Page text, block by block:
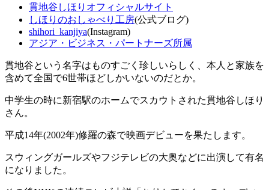
貫地谷しほりオフィシャルサイト
しほりのおしゃべり工房(公式ブログ)
shihori_kanjiya(Instagram)
アジア・ビジネス・パートナーズ所属
貫地谷という名字はものすごく珍しいらしく、本人と家族を
含めて全国で6世帯ほどしかいないのだとか。
中学生の時に新宿駅のホームでスカウトされた貫地谷しほり
さん。
平成14年(2002年)修羅の森で映画デビューを果たします。
スウィングガールズやフジテレビの大奥などに出演して有名
になりました。